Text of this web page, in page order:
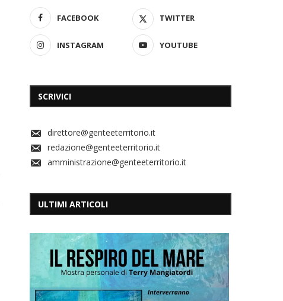
FACEBOOK TWITTER
INSTAGRAM YOUTUBE
SCRIVICI
direttore@genteeterritorio.it
redazione@genteeterritorio.it
amministrazione@genteeterritorio.it
ULTIMI ARTICOLI